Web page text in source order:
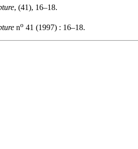
, (41), 16–18.
no 41 (1997) : 16–18.